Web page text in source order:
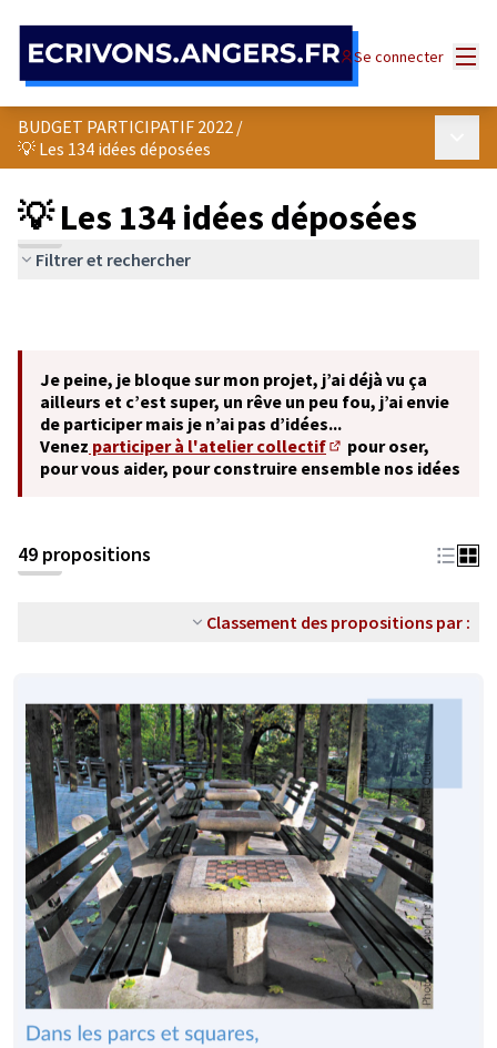
Se connecter
BUDGET PARTICIPATIF 2022 /
💡 Les 134 idées déposées
💡 Les 134 idées déposées
Filtrer et rechercher
Je peine, je bloque sur mon projet, j’ai déjà vu ça
ailleurs et c’est super, un rêve un peu fou, j’ai envie
de participer mais je n’ai pas d’idées...
Venez participer à l'atelier collectif
(S'ouvre dans un
pour oser,
pour vous aider, pour construire ensemble nos idées
49 propositions
Classement des propositions par :